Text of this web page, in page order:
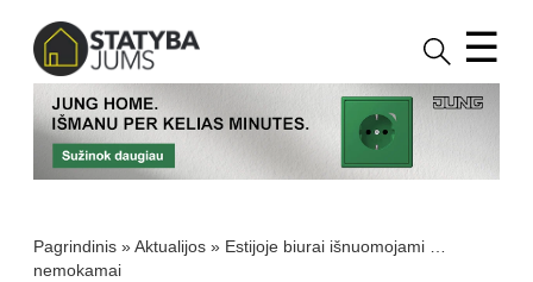
☰
Pagrindinis »Aktualijos » Estijoje biurai išnuomojami …
nemokamai